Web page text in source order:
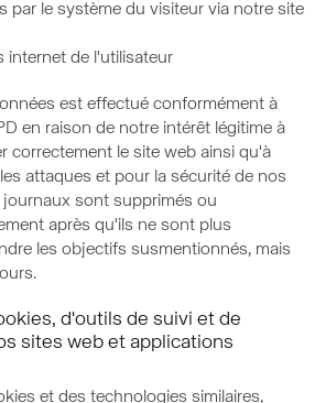
par le système du visiteur via notre site
internet de l'utilisateur
est effectué conformément à
en raison de notre intérêt légitime à
correctement le site web ainsi qu'à
attaques et pour la sécurité de nos
sont supprimés ou
après qu'ils ne sont plus
les objectifs susmentionnés, mais
d'outils de suivi et de
sites web et applications
et des technologies similaires,